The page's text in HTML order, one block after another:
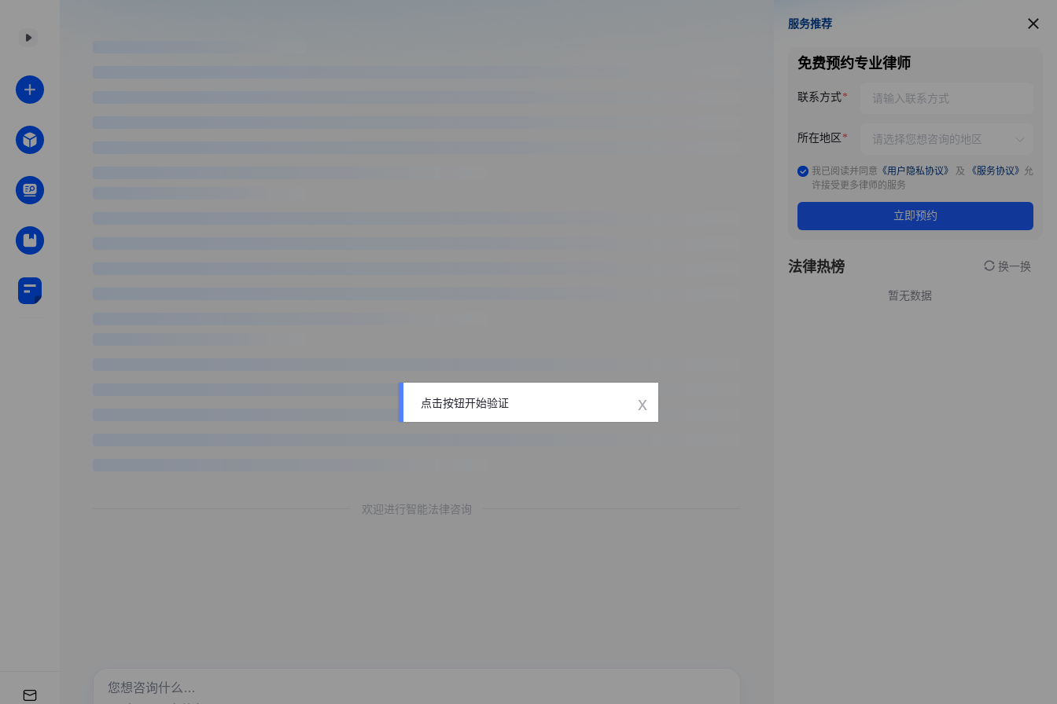
欢迎进行智能法律咨询
服务推荐
服务推荐
免费预约专业律师
联系方式
所在地区
我已阅读并同意 《用户隐私协议》 及 《服务协议》 允
许接受更多律师的服务
立即预约
法律热榜 换一换
暂无数据
点击按钮开始验证 x